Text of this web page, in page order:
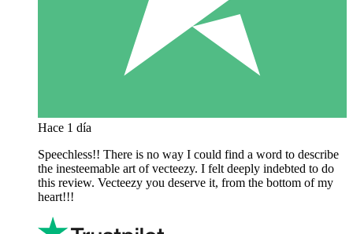
Hace 1 día
Speechless!! There is no way I could find a word to describe
the inesteemable art of vecteezy. I felt deeply indebted to do
this review. Vecteezy you deserve it, from the bottom of my
heart!!!